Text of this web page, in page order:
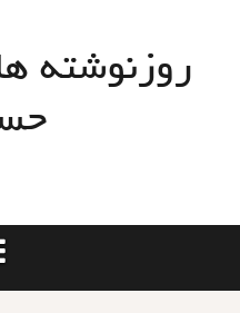
contentروزنوشته